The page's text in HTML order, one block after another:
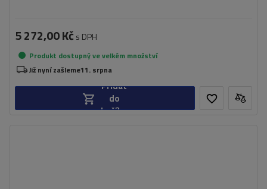
5 272,00 Kč s DPH
Produkt dostupný ve velkém množství
Již nyní zašleme11. srpna
Přidat
do
košíku